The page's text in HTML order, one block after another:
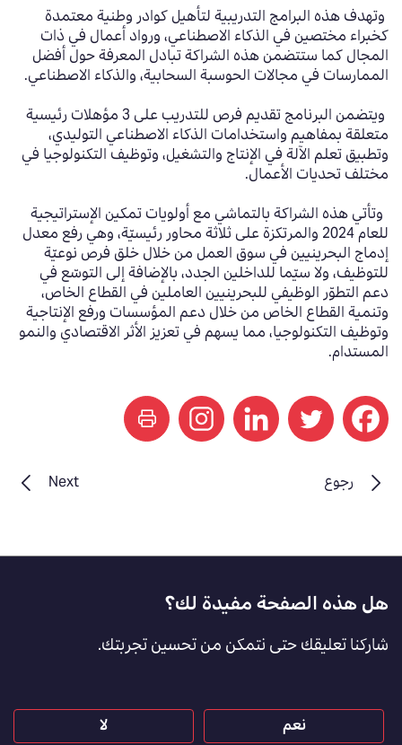
وتهدف هذه البرامج التدريبية لتأهيل كوادر وطنية معتمدة
كخبراء مختصين في الذكاء الاصطناعي، ورواد أعمال في ذات
المجال كما ستتضمن هذه الشراكة تبادل المعرفة حول أفضل
الممارسات في مجالات الحوسبة السحابية، والذكاء الاصطناعي.
ويتضمن البرنامج تقديم فرص للتدريب على3مؤهلات رئيسية
متعلقة بمفاهيم واستخدامات الذكاء الاصطناعي التوليدي،
وتطبيق تعلم الآلة في الإنتاج والتشغيل، وتوظيف التكنولوجيا في
مختلف تحديات الأعمال.
وتأتي هذه الشراكة بالتماشي مع أولويات تمكين الإستراتيجية
للعام2024والمرتكزة على ثلاثة محاور رئيسيّة، وهي رفع معدل
إدماج البحرينيين في سوق العمل من خلال خلق فرص نوعيّة
للتوظيف، ولا سيّما للداخلين الجدد، بالإضافة إلى التوسّع في
دعم التطوّر الوظيفي للبحرينيين العاملين في القطاع الخاص،
وتنمية القطاع الخاص من خلال دعم المؤسسات ورفع الإنتاجية
وتوظيف التكنولوجيا، مما يسهم في تعزيز الأثر الاقتصادي والنمو
المستدام.
print
Next رجوع
Footer
Feedback
[AR]
هل هذه الصفحة مفيدة لك؟
شاركنا تعليقك حتى نتمكن من تحسين تجربتك.
نعم لا